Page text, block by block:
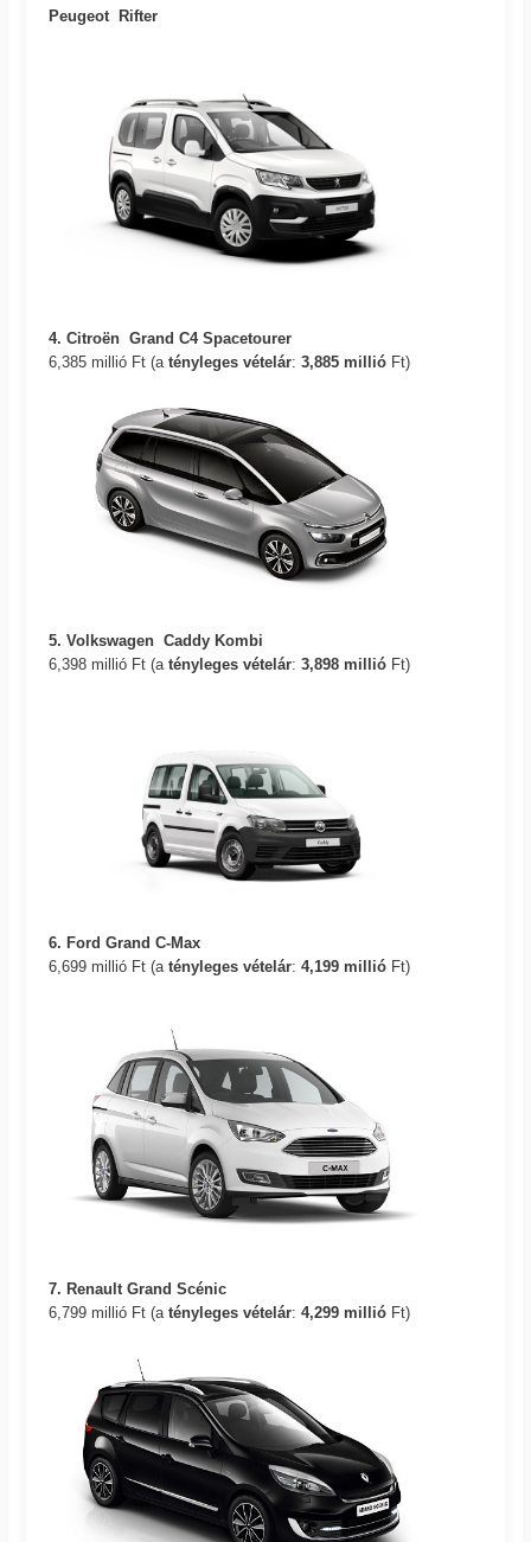
Peugeot Rifter
4. Citroën Grand C4 Spacetourer
6,385 millió Ft (atényleges vételár:3,885 millió Ft)
5. Volkswagen Caddy Kombi
6,398 millió Ft (atényleges vételár:3,898 millió Ft)
6. Ford Grand C-Max
6,699 millió Ft (atényleges vételár:4,199 millió Ft)
7. Renault Grand Scénic
6,799 millió Ft (atényleges vételár:4,299 millió Ft)